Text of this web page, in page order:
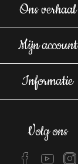
Ons verhaal
Mijn account
Informatie
Volg ons